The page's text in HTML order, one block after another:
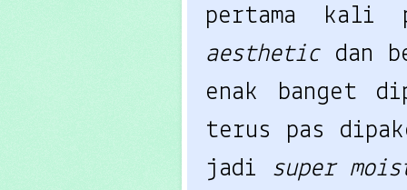
pertama
aestheticdan
enak banget
terus pas
jadi super